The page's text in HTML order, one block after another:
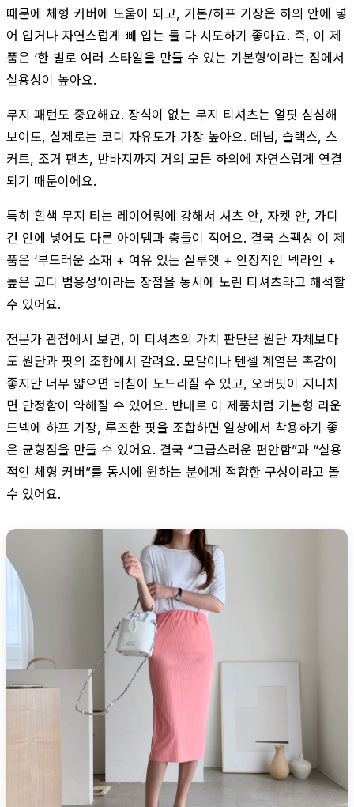
때문에 체형 커버에 도움이 되고, 기본/하프 기장은 하의 안에 넣
어 입거나 자연스럽게 빼 입는 둘 다 시도하기 좋아요. 즉, 이 제
품은 ‘한 벌로 여러 스타일을 만들 수 있는 기본형’이라는 점에서
실용성이 높아요.
무지 패턴도 중요해요. 장식이 없는 무지 티셔츠는 얼핏 심심해
보여도, 실제로는 코디 자유도가 가장 높아요. 데님, 슬랙스, 스
커트, 조거 팬츠, 반바지까지 거의 모든 하의에 자연스럽게 연결
되기 때문이에요.
특히 흰색 무지 티는 레이어링에 강해서 셔츠 안, 자켓 안, 가디
건 안에 넣어도 다른 아이템과 충돌이 적어요. 결국 스펙상 이 제
품은 ‘부드러운 소재 + 여유 있는 실루엣 + 안정적인 넥라인 +
높은 코디 범용성’이라는 장점을 동시에 노린 티셔츠라고 해석할
수 있어요.
전문가 관점에서 보면, 이 티셔츠의 가치 판단은 원단 자체보다
도 원단과 핏의 조합에서 갈려요. 모달이나 텐셀 계열은 촉감이
좋지만 너무 얇으면 비침이 도드라질 수 있고, 오버핏이 지나치
면 단정함이 약해질 수 있어요. 반대로 이 제품처럼 기본형 라운
드넥에 하프 기장, 루즈한 핏을 조합하면 일상에서 착용하기 좋
은 균형점을 만들 수 있어요. 결국 “고급스러운 편안함”과 “실용
적인 체형 커버”를 동시에 원하는 분에게 적합한 구성이라고 볼
수 있어요.